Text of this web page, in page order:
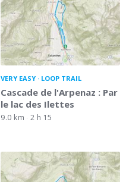
VERY EASY LOOP TRAIL
Cascade de l'Arpenaz : Par
le lac des Ilettes
9.0 km 2 h 15